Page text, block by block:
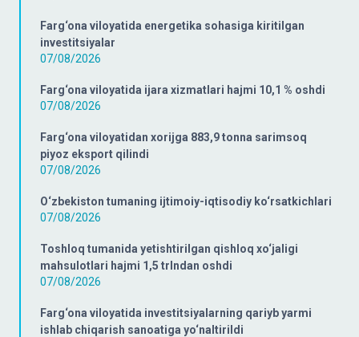
Farg‘ona viloyatida energetika sohasiga kiritilgan
investitsiyalar
07/08/2026
Farg‘ona viloyatida ijara xizmatlari hajmi 10,1 % oshdi
07/08/2026
Farg‘ona viloyatidan xorijga 883,9 tonna sarimsoq
piyoz eksport qilindi
07/08/2026
O‘zbekiston tumaning ijtimoiy-iqtisodiy ko‘rsatkichlari
07/08/2026
Toshloq tumanida yetishtirilgan qishloq xo‘jaligi
mahsulotlari hajmi 1,5 trlndan oshdi
07/08/2026
Farg‘ona viloyatida investitsiyalarning qariyb yarmi
ishlab chiqarish sanoatiga yo‘naltirildi